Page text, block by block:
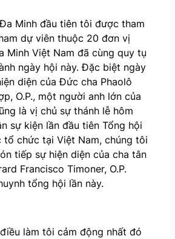
Minh đầu tiên tôi được tham
dự viên thuộc 20 đơn vị
Minh Việt Nam đã cùng quy tụ
ngày hội này. Đặc biệt ngày
diện của Đức cha Phaolô
O.P., một người anh lớn của
là vị chủ sự thánh lễ hôm
sự kiện lần đầu tiên Tổng hội
tổ chức tại Việt Nam, chúng tôi
tiếp sự hiện diện của cha tân
Francisco Timoner, O.P.
tổng hội lần này.
làm tôi cảm động nhất đó